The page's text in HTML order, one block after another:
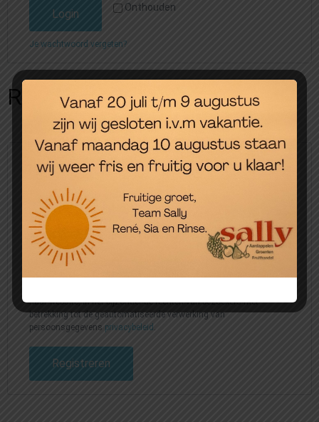
Onthouden
Login
Je wachtwoord vergeten?
Registreren
E-mailadres*
Wachtwoord*
haar website, in het bijzonder de rechten van bezoekers met
betrekking tot de geautomatiseerde verwerking van
persoonsgegevens privacybeleid .
Registreren